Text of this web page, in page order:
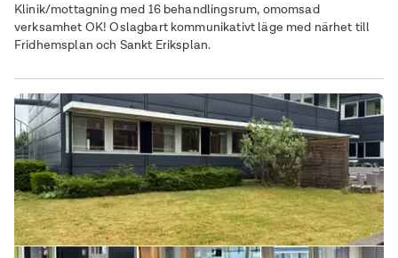
Klinik/mottagning med 16 behandlingsrum, omomsad
verksamhet OK! Oslagbart kommunikativt läge med närhet till
Fridhemsplan och Sankt Eriksplan.